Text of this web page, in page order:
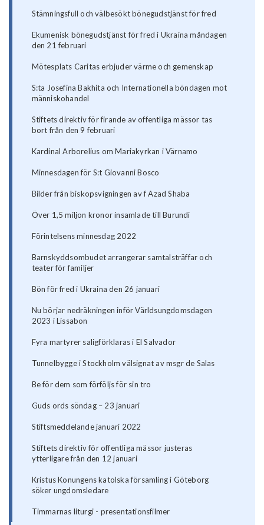
Stämningsfull och välbesökt bönegudstjänst för fred
Ekumenisk bönegudstjänst för fred i Ukraina måndagen
den 21 februari
Mötesplats Caritas erbjuder värme och gemenskap
S:ta Josefina Bakhita och Internationella böndagen mot
människohandel
Stiftets direktiv för firande av offentliga mässor tas
bort från den 9 februari
Kardinal Arborelius om Mariakyrkan i Värnamo
Minnesdagen för S:t Giovanni Bosco
Bilder från biskopsvigningen av f Azad Shaba
Över 1,5 miljon kronor insamlade till Burundi
Förintelsens minnesdag 2022
Barnskyddsombudet arrangerar samtalsträffar och
teater för familjer
Bön för fred i Ukraina den 26 januari
Nu börjar nedräkningen inför Världsungdomsdagen
2023 i Lissabon
Fyra martyrer saligförklaras i El Salvador
Tunnelbygge i Stockholm välsignat av msgr de Salas
Be för dem som förföljs för sin tro
Guds ords söndag – 23 januari
Stiftsmeddelande januari 2022
Stiftets direktiv för offentliga mässor justeras
ytterligare från den 12 januari
Kristus Konungens katolska församling i Göteborg
söker ungdomsledare
Timmarnas liturgi - presentationsfilmer